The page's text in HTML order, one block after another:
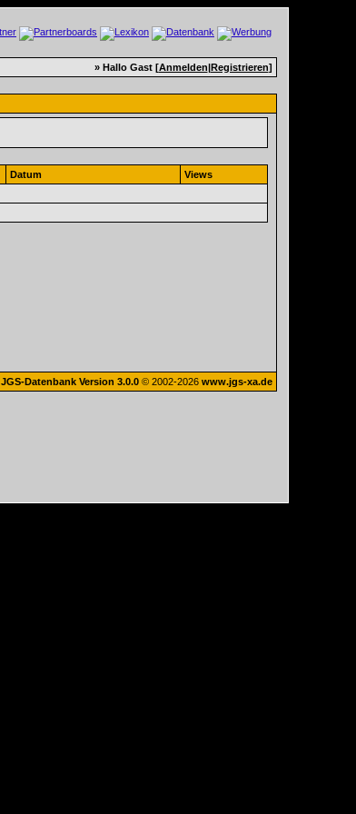
» Hallo Gast [Anmelden|Registrieren]
Datum
Views
JGS-Datenbank Version 3.0.0© 2002-2026 www.jgs-xa.de